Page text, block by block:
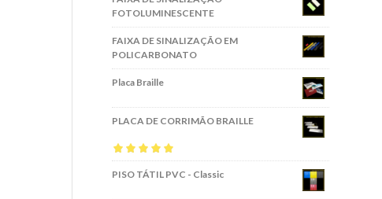
FOTOLUMINESCENTE
FAIXA DE SINALIZAÇÃO EM
POLICARBONATO
Placa Braille
PLACA DE CORRIMÃO BRAILLE
Avaliação5.00
de 5
PISO TÁTIL PVC - Classic